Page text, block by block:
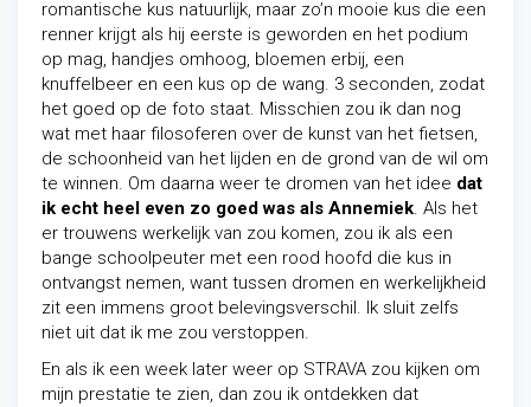
romantische kus natuurlijk, maar zo’n mooie kus die een
renner krijgt als hij eerste is geworden en het podium
op mag, handjes omhoog, bloemen erbij, een
knuffelbeer en een kus op de wang. 3 seconden, zodat
het goed op de foto staat. Misschien zou ik dan nog
wat met haar filosoferen over de kunst van het fietsen,
de schoonheid van het lijden en de grond van de wil om
te winnen. Om daarna weer te dromen van het idee dat
ik echt heel even zo goed was als Annemiek. Als het
er trouwens werkelijk van zou komen, zou ik als een
bange schoolpeuter met een rood hoofd die kus in
ontvangst nemen, want tussen dromen en werkelijkheid
zit een immens groot belevingsverschil. Ik sluit zelfs
niet uit dat ik me zou verstoppen.
En als ik een week later weer op STRAVA zou kijken om
mijn prestatie te zien, dan zou ik ontdekken dat